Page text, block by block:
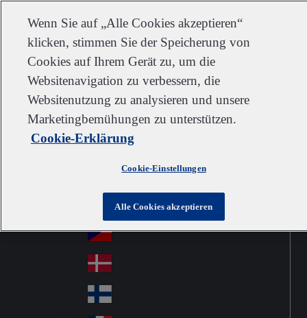
Go to home
Jump to navigation
Jump to content
Contact
Kundendienst Kontakt Newsletter Karriere Lieferanten
Austria
Au
str
ali
a
Australia
Au
stri Brazil
Ca
da
Canada
Ch
ina
中国大陆
Cz
ec
h
Česko
De
nm
ark
Fin
Wenn Sie auf „Alle Cookies akzeptieren“
klicken, stimmen Sie der Speicherung von
Cookies auf Ihrem Gerät zu, um die
Websitenavigation zu verbessern, die
Websitenutzung zu analysieren und unsere
Marketingbemühungen zu unterstützen.
Cookie-Erklärung
Cookie-Einstellungen
Alle Cookies akzeptieren